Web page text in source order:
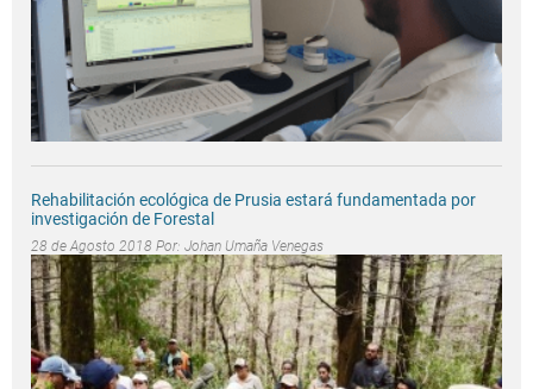
Rehabilitación ecológica de Prusia estará fundamentada por
investigación de Forestal
28 de Agosto 2018 Por: Johan Umaña Venegas